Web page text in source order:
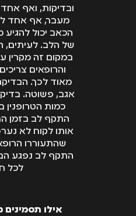
ובדיקות, ואף
מעבר, אף אחד
הכאב יכול
של הלב. לעיתים,
במקום זה מקרין
והרופאים
מאוד לכך.
אגב, פשוטה.
כמות
התקף לב בזמן
אותו לקוח לא
שהתעוררו
התקף לב נפגע
לכל
אילו